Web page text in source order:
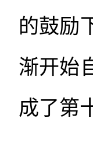
的鼓励
渐开始
成了第